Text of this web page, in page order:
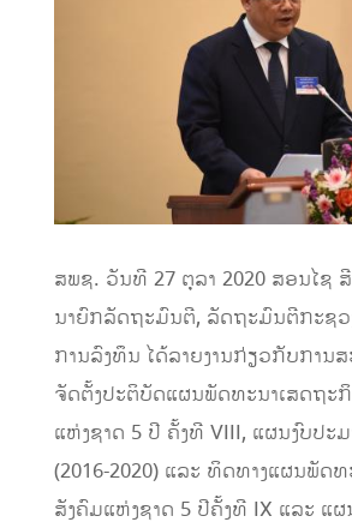
ສພຊ. ວັນທີ 27 ຕຸລາ 2020 ສອນໄຊ
ນາຍົກລັດຖະມົນຕີ, ລັດຖະມົນຕີກະຊວ
ການລົງທຶນ ໄດ້ລາຍງານກ່ຽວກັບການ
ຈັດຕັ້ງປະຕິບັດແຜນພັດທະນາເສດຖະ
ແຫ່ງຊາດ 5 ປີ ຄັ້ງທີ VIII, ແຜນງົບປະ
(2016-2020) ແລະ ທິດທາງແຜນພັດ
ສັງຄົມແຫ່ງຊາດ 5 ປີຄັ້ງທີ IX ແລະ ແຜ